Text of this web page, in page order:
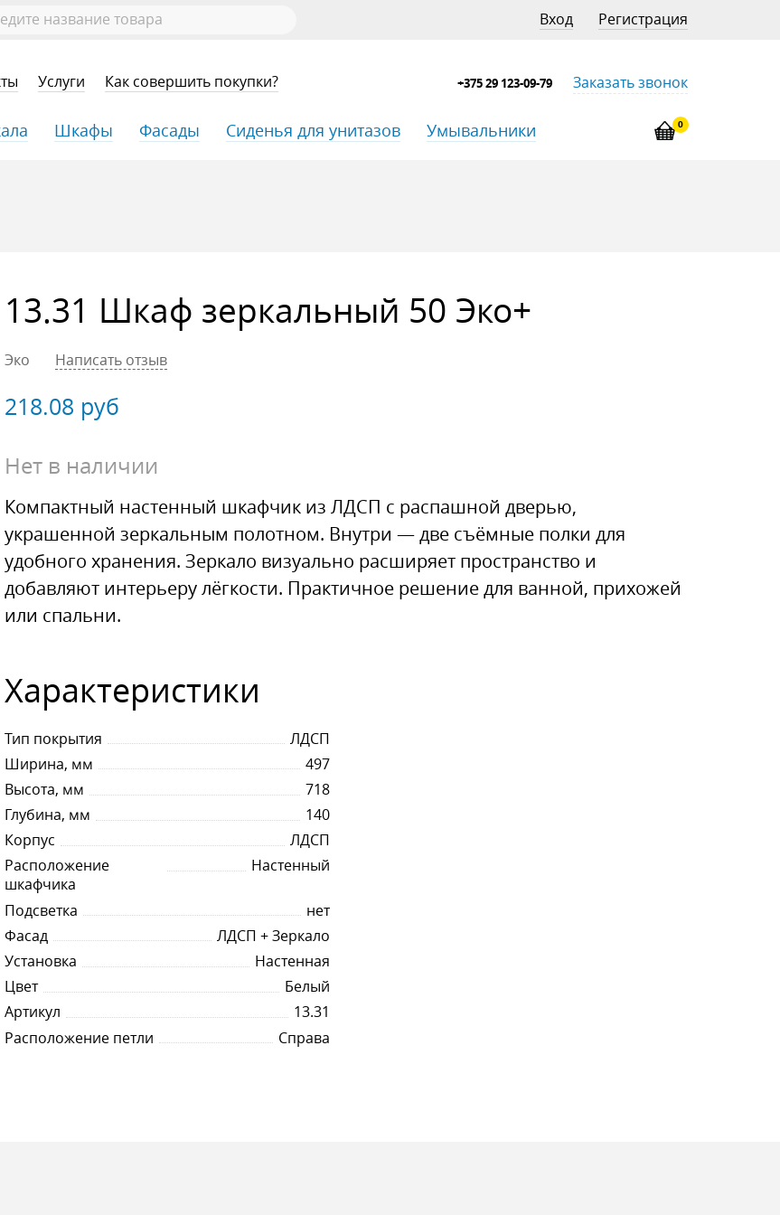
Услуги Как совершить покупки? +375 29 123-09-79 Заказать звонок
Вход Регистрация
0
Шкафы Фасады Сиденья для унитазов Умывальники
13.31 Шкаф зеркальный 50 Эко+
Эко Написать отзыв
218.08 руб
Нет в наличии
Компактный настенный шкафчик из ЛДСП с распашной дверью,
украшенной зеркальным полотном. Внутри — две съёмные полки для
удобного хранения. Зеркало визуально расширяет пространство и
добавляют интерьеру лёгкости. Практичное решение для ванной, прихожей
или спальни.
Характеристики
Тип покрытия
ЛДСП
Ширина, мм
497
Высота, мм
718
Глубина, мм
140
Корпус
ЛДСП
Расположение
шкафчика
Настенный
Подсветка
нет
Фасад
ЛДСП + Зеркало
Установка
Настенная
Цвет
Белый
Артикул
13.31
Расположение петли
Справа